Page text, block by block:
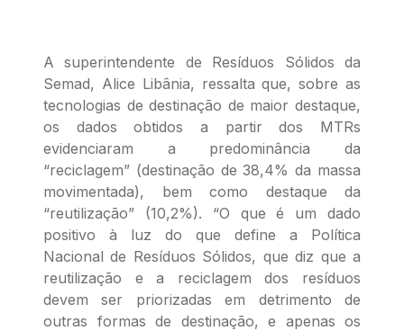
A superintendente de Resíduos Sólidos da
Semad, Alice Libânia, ressalta que, sobre as
tecnologias de destinação de maior destaque,
os dados obtidos a partir dos MTRs
evidenciaram a predominância da
“reciclagem” (destinação de 38,4% da massa
movimentada), bem como destaque da
“reutilização” (10,2%). “O que é um dado
positivo à luz do que define a Política
Nacional de Resíduos Sólidos, que diz que a
reutilização e a reciclagem dos resíduos
devem ser priorizadas em detrimento de
outras formas de destinação, e apenas os